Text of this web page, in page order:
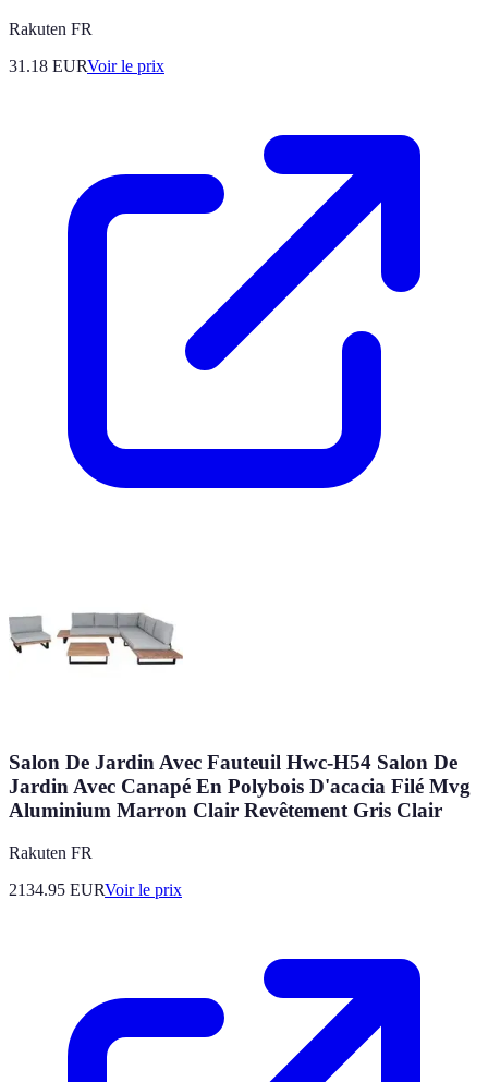
Rakuten FR
31.18 EURVoir le prix
Salon De Jardin Avec Fauteuil Hwc-H54 Salon De
Jardin Avec Canapé En Polybois D'acacia Filé Mvg
Aluminium Marron Clair Revêtement Gris Clair
Rakuten FR
2134.95 EURVoir le prix